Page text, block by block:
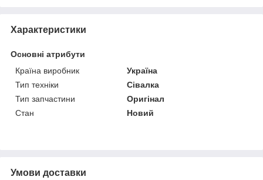
Характеристики
Основні атрибути
Країна виробник
Україна
Тип техніки
Сівалка
Тип запчастини
Оригінал
Стан
Новий
Умови доставки